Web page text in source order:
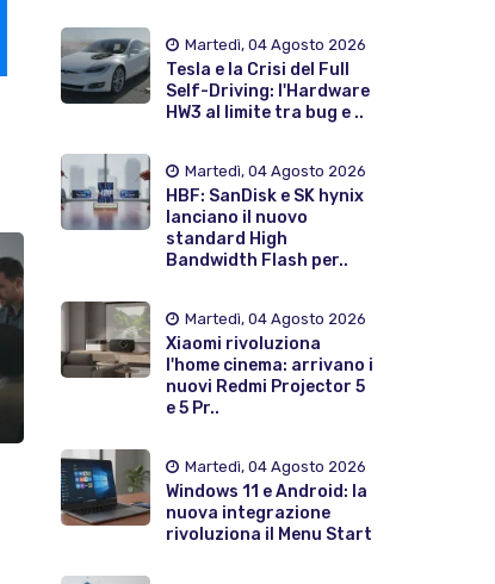
Martedì, 04 Agosto 2026
Tesla e la Crisi del Full
Self-Driving: l'Hardware
HW3 al limite tra bug e ..
Martedì, 04 Agosto 2026
HBF: SanDisk e SK hynix
lanciano il nuovo
standard High
Bandwidth Flash per..
Martedì, 04 Agosto 2026
Xiaomi rivoluziona
l'home cinema: arrivano i
nuovi Redmi Projector 5
e 5 Pr..
Martedì, 04 Agosto 2026
Windows 11 e Android: la
nuova integrazione
rivoluziona il Menu Start